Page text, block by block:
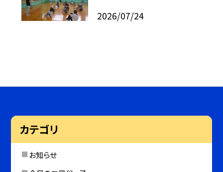
2026/07/24
カテゴリ
お知らせ